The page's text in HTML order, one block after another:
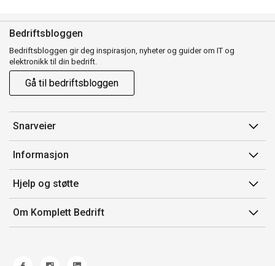
Bedriftsbloggen
Bedriftsbloggen gir deg inspirasjon, nyheter og guider om IT og
elektronikk til din bedrift.
Gå til bedriftsbloggen
Snarveier
Min side
Ordreoversikt
Mine produkter
Informasjon
Salgsbetingelser
Avtalevilkår for Komplett Bedrift Pluss
Produsenter
Hjelp og støtte
Kontakt oss
Retur
Om Komplett Bedrift